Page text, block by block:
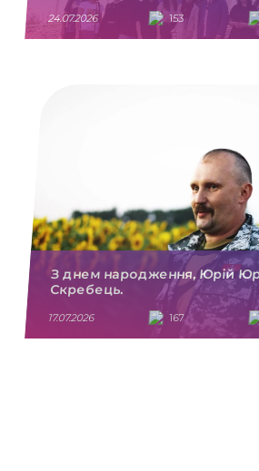
24.07.2026 153
З днем народження, Юрій
Скребець.
17.07.2026 167